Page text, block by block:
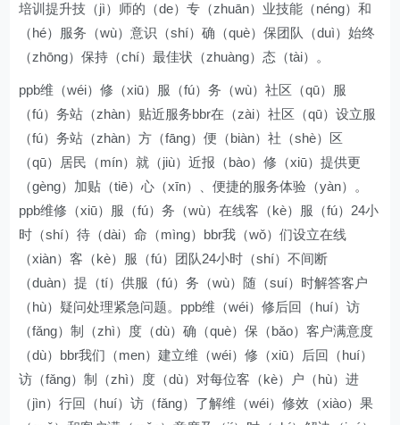
培训提升技（jì）师的（de）专（zhuān）业技能（néng）和
（hé）服务（wù）意识（shí）确（què）保团队（duì）始终
（zhōng）保持（chí）最佳状（zhuàng）态（tài）。
ppb维（wéi）修（xiū）服（fú）务（wù）社区（qū）服
（fú）务站（zhàn）贴近服务bbr在（zài）社区（qū）设立服
（fú）务站（zhàn）方（fāng）便（biàn）社（shè）区
（qū）居民（mín）就（jiù）近报（bào）修（xiū）提供更
（gèng）加贴（tiē）心（xīn）、便捷的服务体验（yàn）。
ppb维修（xiū）服（fú）务（wù）在线客（kè）服（fú）24小
时（shí）待（dài）命（mìng）bbr我（wǒ）们设立在线
（xiàn）客（kè）服（fú）团队24小时（shí）不间断
（duàn）提（tí）供服（fú）务（wù）随（suí）时解答客户
（hù）疑问处理紧急问题。ppb维（wéi）修后回（huí）访
（fǎng）制（zhì）度（dù）确（què）保（bǎo）客户满意度
（dù）bbr我们（men）建立维（wéi）修（xiū）后回（huí）
访（fǎng）制（zhì）度（dù）对每位客（kè）户（hù）进
（jìn）行回（huí）访（fǎng）了解维（wéi）修效（xiào）果